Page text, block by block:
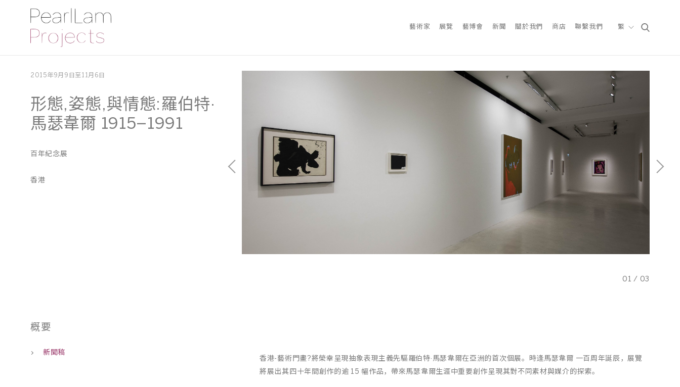
藝術家 展覽 藝博會 新聞 關於我們 商店 聯繫我們 繁
2015年9月9日至11月6日
形態,姿態,與情態:羅伯特·
馬瑟韋爾 1915–1991
百年紀念展
香港
01 / 03
概要
新聞稿
香港-藝術門畫?將榮幸呈現抽象表現主義先驅羅伯特·馬瑟韋爾在亞洲的首次個展。時逢馬瑟韋爾 一百周年誕辰，展覽
將展出其四十年間創作的逾 15 幅作品，帶來馬瑟韋爾生涯中重要創作呈現其對不同素材與媒介的探索。